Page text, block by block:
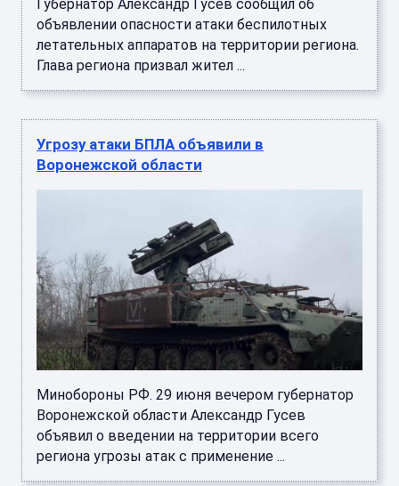
Угрозу атаки БПЛА объявили в
Воронежской области
Минобороны РФ. 29 июня вечером губернатор
Воронежской области Александр Гусев
объявил о введении на территории всего
региона угрозы атак с применение ...
Дрозденко: в Ленобласти начали
эвакуацию жителей после атаки БПЛА на
объект МО